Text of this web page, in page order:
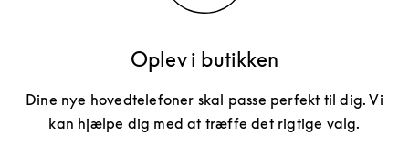
Oplev i butikken
Dine nye hovedtelefoner skal passe perfekt til dig. Vi
kan hjælpe dig med at træffe det rigtige valg.